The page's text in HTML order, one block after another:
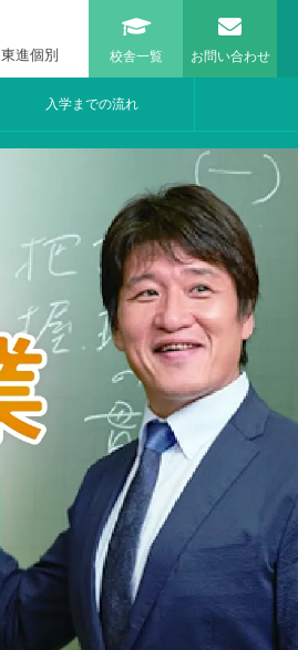
東進個別 校舎一覧 お問い合わせ
入学までの流れ